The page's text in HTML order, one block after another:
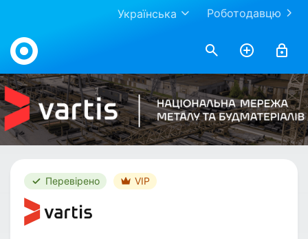
Роботодавцю
Українська
Work.ua
Перевірено VIP